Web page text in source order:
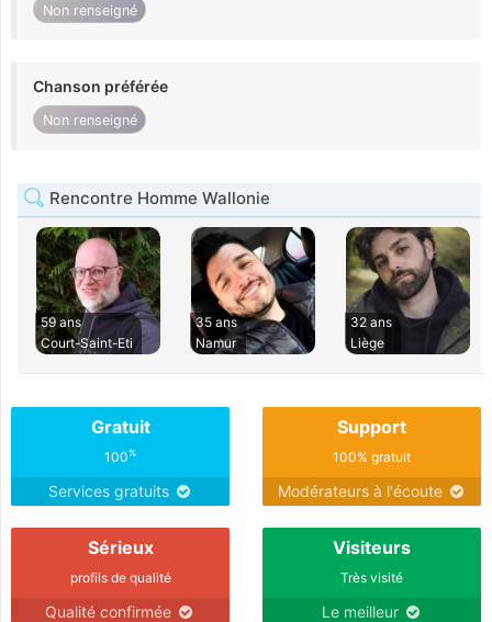
Non renseigné
Chanson préférée
Non renseigné
Rencontre Homme Wallonie
59 ans
Court-Saint-Eti
35 ans
Namur
32 ans
Liège
Gratuit
100%
Services gratuits
Support
100% gratuit
Modérateurs à l'écoute
Sérieux
profils de qualité
Qualité confirmée
Visiteurs
Très visité
Le meilleur